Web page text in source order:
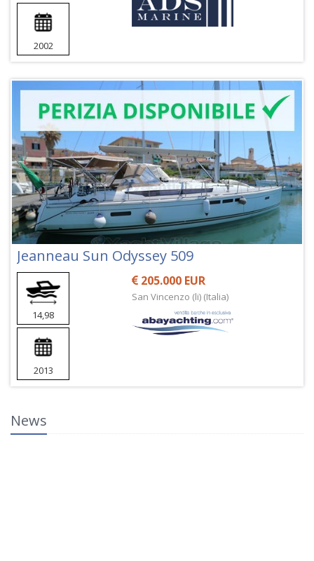
2002
Jeanneau Sun Odyssey 509
14,98
2013
205.000 EUR
San Vincenzo (li) (Italia)
News